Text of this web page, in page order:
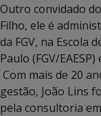
Outro convidado
Filho, ele é
da FGV, na Escola
Paulo (FGV/
Com mais de 20
gestão, João Lins
pela consultoria